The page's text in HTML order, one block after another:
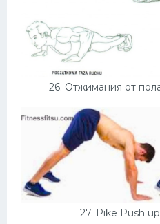
26. Отжимания от
27. Pike Push